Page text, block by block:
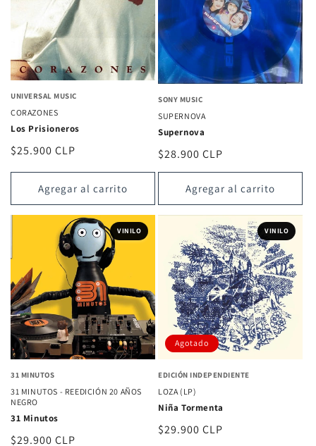
UNIVERSAL MUSIC
CORAZONES
Los Prisioneros
Precio
$25.900 CLP
Agregar al carrito
SONY MUSIC
SUPERNOVA
Supernova
Precio
habitual
$28.900 CLP
Agregar al carrito
VINILO
31 MINUTOS
31 MINUTOS - REEDICIÓN 20 AÑOS
NEGRO
31 Minutos
Precio
$29.900 CLP
VINILO
Agotado
EDICIÓN INDEPENDIENTE
LOZA (LP)
Niña Tormenta
Precio
$29.900 CLP